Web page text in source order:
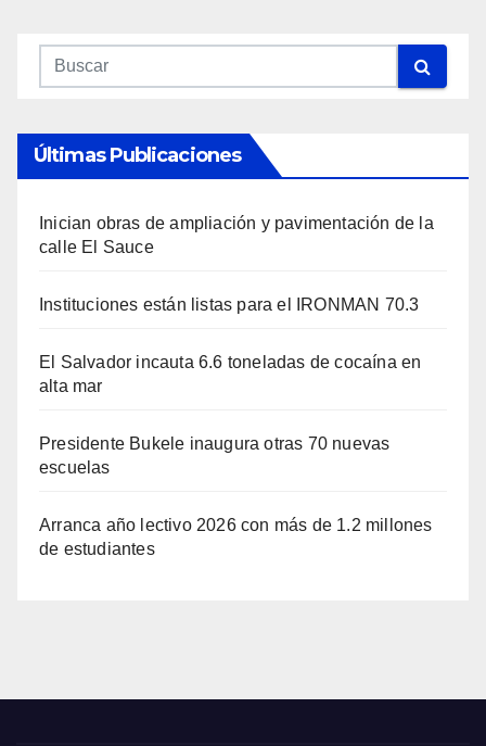
Últimas Publicaciones
Inician obras de ampliación y pavimentación de la
calle El Sauce
Instituciones están listas para el IRONMAN 70.3
El Salvador incauta 6.6 toneladas de cocaína en
alta mar
Presidente Bukele inaugura otras 70 nuevas
escuelas
Arranca año lectivo 2026 con más de 1.2 millones
de estudiantes